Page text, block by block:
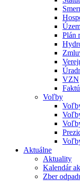
Plán
VZN
Voľby
Aktuálne
Aktuality
Kalendár
Zber